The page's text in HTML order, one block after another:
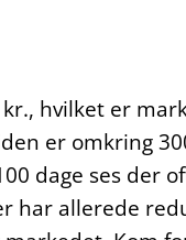
kr., hvilket er
er omkring
dage ses der
har allerede